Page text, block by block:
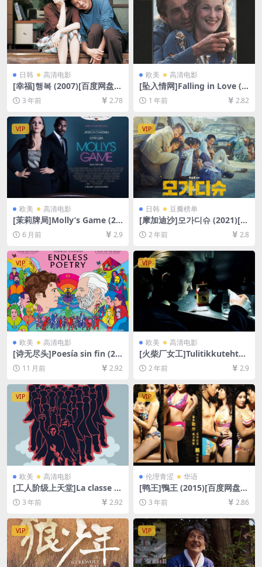
日韩 高清电影
[幸福]행복 (2007)[百度网盘
+迅雷云盘资源1080P超清未
删减][MP4/5.5GB][韩语中字]
3 年前 2.78
欧美 高清电影
[坠入情网]Falling in Love (1
984)[百度网盘+夸克网盘1080
P超清未删减资源][网盘在线播
放/下载][MP4/7GB][中文字
幕]
1 年前 2.82
VIP
欧美 高清电影
[茉莉牌局]Molly’s Game (20
17)[百度网盘+夸克网盘1080P
超清未删减资源][网盘在线播
幕]
6 月前 2.9
VIP
日韩 豆瓣榜单
[摩加迪沙]모가디슈 (2021)[百
度网盘+夸克网盘1080P超清
未删减资源][网盘在线播放/下
2 年前 2.8
VIP
欧美 高清电影
[诗无尽头]Poesía sin fin (20
16)[百度网盘+夸克网盘+迅雷
云盘资源1080P超清未删减]
[MP4/8GB][中文字幕]
11 月前 2.92
VIP
欧美 高清电影
[火柴厂女工]Tulitikkutehtaa
n tyttö (1990)[百度网盘+迅
雷云盘1080P超清未删减资源]
[网盘在线播放/下载][MP4/4.
5GB][中文字幕]
2 年前 2.9
VIP
欧美 高清电影
[工人阶级上天堂]La classe o
peraia va in paradiso (197
1)[百度网盘+迅雷云盘资源10
80P超清未删减][MP4/7GB]
[中文字幕]
3 年前 2.92
VIP
伦理青涩 华语
[鸭王]鴨王 (2015)[百度网盘
+夸克网盘1080P超清未删减
资源][网盘在线播放/下载][MP
4/6GB][粤语中字]
3 年前 2.86
VIP VIP